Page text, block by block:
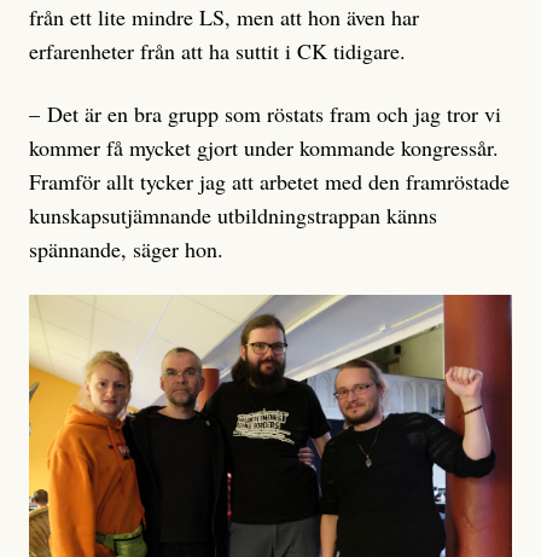
från ett lite mindre LS, men att hon även har
erfarenheter från att ha suttit i CK tidigare.
– Det är en bra grupp som röstats fram och jag tror vi
kommer få mycket gjort under kommande kongressår.
Framför allt tycker jag att arbetet med den framröstade
kunskapsutjämnande utbildningstrappan känns
spännande, säger hon.